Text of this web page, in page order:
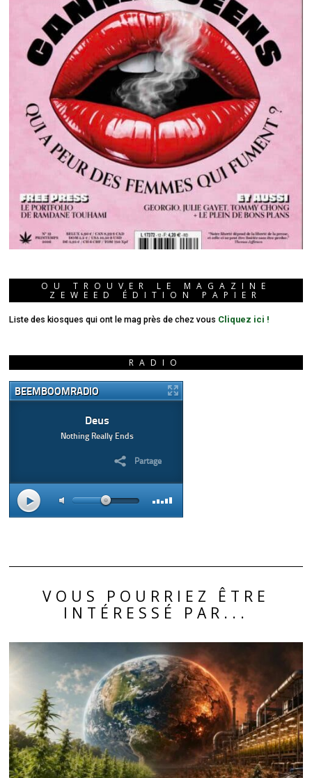
OU TROUVER LE MAGAZINE
ZEWEED ÉDITION PAPIER
Liste des kiosques qui ont le mag près de chez vous Cliquez ici !
RADIO
VOUS POURRIEZ ÊTRE
INTÉRESSÉ PAR...